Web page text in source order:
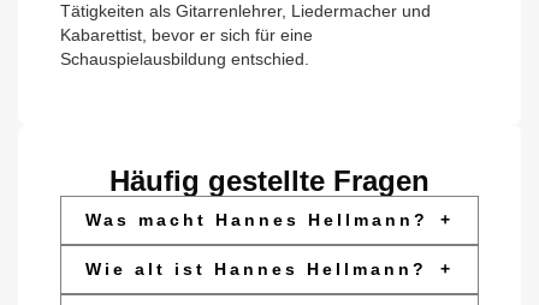
Tätigkeiten als Gitarrenlehrer, Liedermacher und
Kabarettist, bevor er sich für eine
Schauspielausbildung entschied.
Häufig gestellte Fragen
Was macht Hannes Hellmann? +
Wie alt ist Hannes Hellmann? +